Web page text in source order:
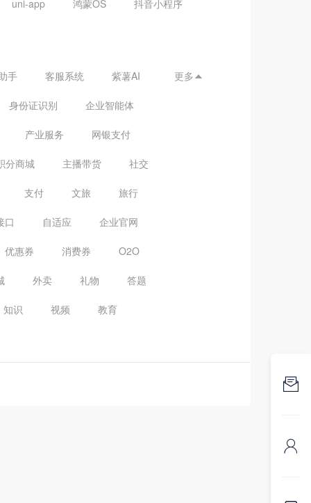
uni-app 鸿蒙OS 抖音小程序
手 客服系统 紫薯AI
身份证识别 企业智能体
产业服务 网银支付
分商城 主播带货 社交
支付 文旅 旅行
口 自适应 企业官网
优惠券 消费券 O2O
外卖 礼物 答题
知识 视频 教育
更多 

